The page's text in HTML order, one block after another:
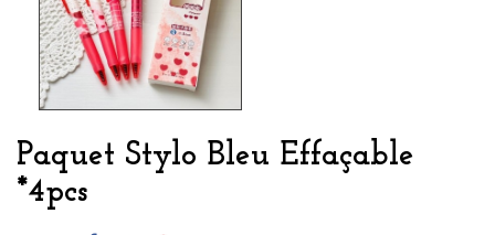
Paquet Stylo Bleu Effaçable
*4pcs